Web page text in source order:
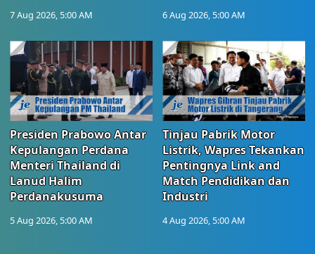
7 Aug 2026, 5:00 AM 6 Aug 2026, 5:00 AM
Presiden Prabowo Antar
Kepulangan Perdana
Menteri Thailand di
Lanud Halim
Perdanakusuma
5 Aug 2026, 5:00 AM
Tinjau Pabrik Motor
Listrik, Wapres Tekankan
Pentingnya Link and
Match Pendidikan dan
Industri
4 Aug 2026, 5:00 AM